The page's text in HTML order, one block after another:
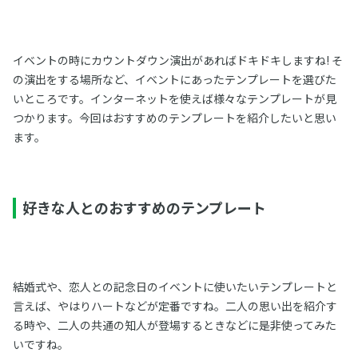
イベントの時にカウントダウン演出があればドキドキしますね! そ
の演出をする場所など、イベントにあったテンプレートを選びた
いところです。インターネットを使えば様々なテンプレートが見
つかります。今回はおすすめのテンプレートを紹介したいと思い
ます。
好きな人とのおすすめのテンプレート
結婚式や、恋人との記念日のイベントに使いたいテンプレートと
言えば、やはりハートなどが定番ですね。二人の思い出を紹介す
る時や、二人の共通の知人が登場するときなどに是非使ってみた
いですね。